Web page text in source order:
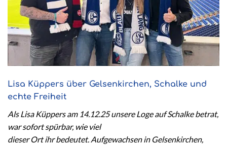
Lisa Küppers über Gelsenkirchen, Schalke und
echte Freiheit
Als Lisa Küppers am 14.12.25 unsere Loge auf Schalke betrat,
war sofort spürbar, wie viel
dieser Ort ihr bedeutet. Aufgewachsen in Gelsenkirchen,